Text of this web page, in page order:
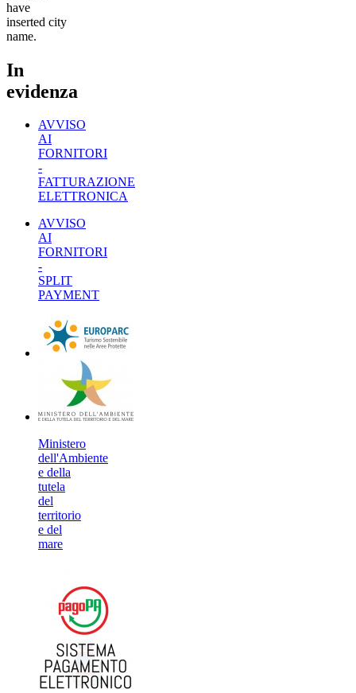
have
inserted city
name.
In
evidenza
AVVISO
AI
FORNITORI
-
FATTURAZIONE
ELETTRONICA
AVVISO
AI
FORNITORI
-
SPLIT
PAYMENT
Ministero
dell'Ambiente
e della
tutela
del
territorio
e del
mare